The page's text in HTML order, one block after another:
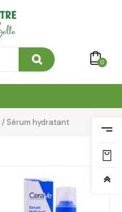
0
/ Sérum hydratant